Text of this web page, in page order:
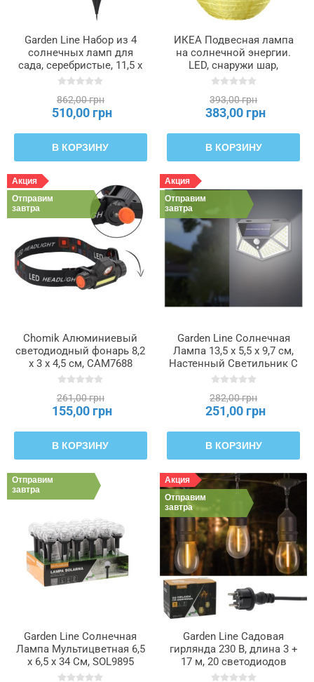
Garden Line Набор из 4
солнечных ламп для
сада, серебристые, 11,5 x
11,5 x 2,3 см, SOL6655
862,00 грн
510,00 грн
В КОРЗИНУ
ИКЕА Подвесная лампа
на солнечной энергии.
LED, снаружи шар,
желтый, 30 см SOLVINDEN
393,00 грн
383,00 грн
В КОРЗИНУ
Акция
Отправим
завтра
Chomik Алюминиевый
светодиодный фонарь 8,2
x 3 x 4,5 см, CAM7688
261,00 грн
155,00 грн
В КОРЗИНУ
Акция
Отправим
завтра
Garden Line Солнечная
Лампа 13,5 x 5,5 x 9,7 см,
Настенный Светильник С
Датчиком Движения, 100
Белый Цвет, SOL6124
282,00 грн
251,00 грн
В КОРЗИНУ
Отправим
завтра
Garden Line Солнечная
Лампа Мультицветная 6,5
x 6,5 x 34 См, SOL9895
Акция
Отправим
завтра
Garden Line Садовая
гирлянда 230 В, длина 3 +
17 м, 20 светодиодов
теплого белого цвета с